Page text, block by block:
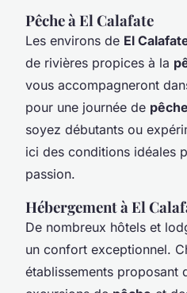
Pêche à El Calafate
Les environs de El
de rivières propices à la
vous accompagneront
pour une journée de pêche
soyez débutants ou
ici des conditions idéales
passion.
Hébergement à El
De nombreux hôtels et
un confort exceptionnel.
établissements proposant